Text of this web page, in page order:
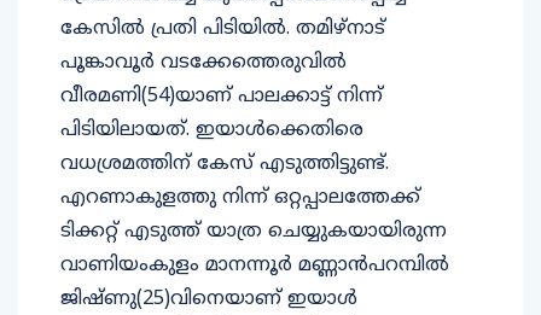
കേസിൽ പ്രതി പിടിയിൽ. തമിഴ്‌നാട്
പൂങ്കാവൂർ വടക്കേത്തെരുവിൽ
വീരമണി(54)യാണ് പാലക്കാട്ട് നിന്ന്
പിടിയിലായത്. ഇയാൾക്കെതിരെ
വധശ്രമത്തിന് കേസ് എടുത്തിട്ടുണ്ട്.
എറണാകുളത്തു നിന്ന് ഒറ്റപ്പാലത്തേക്ക്
ടിക്കറ്റ് എടുത്ത് യാത്ര ചെയ്യുകയായിരുന്ന
വാണിയംകുളം മാനന്നൂർ മണ്ണാൻപറമ്പിൽ
ജിഷ്‌ണു(25)വിനെയാണ് ഇയാൾ